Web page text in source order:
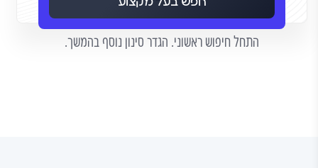
התחל חיפוש ראשוני. הגדר סינון נוסף בהמשך.